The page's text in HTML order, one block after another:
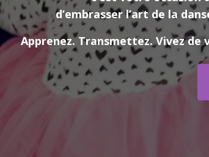
d’embrasser l’art de la
Apprenez. Transmettez. Vivez